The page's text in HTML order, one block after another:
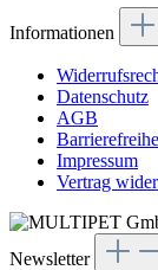
Informationen
Datenschutz
AGB
Impressum
Vertrag
Newsletter